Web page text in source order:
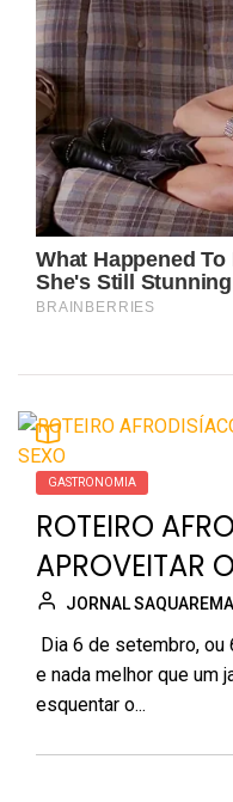
GASTRONOMIA
ROTEIRO
APROVEITAR
JORNAL SAQUAREMA
Dia 6 de setembro,
e nada melhor que um
esquentar o...